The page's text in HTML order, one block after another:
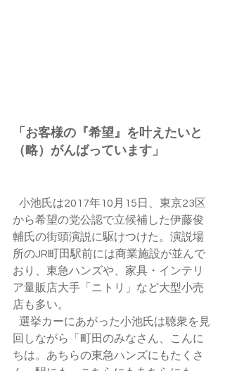
「お客様の『希望』を叶えたいと
（略）がんばっています」
から希望の党公認で立候補した伊藤俊
輔氏の街頭演説に駆けつけた。演説場
所のJR町田駅前には商業施設が並んで
おり、東急ハンズや、家具・インテリ
ア量販店大手「ニトリ」など大型小売
店も多い。
回しながら「町田のみなさん、こんに
ちは。あちらの東急ハンズにもたくさ